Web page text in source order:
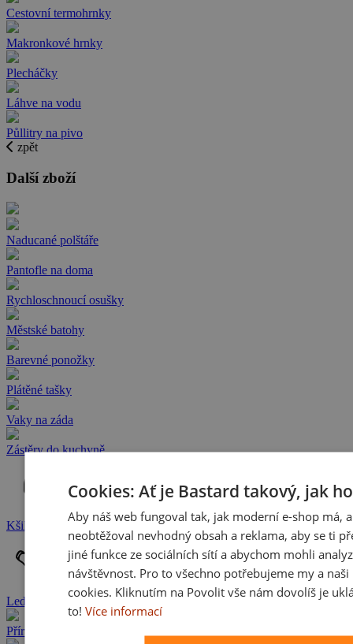
Cestovní termohrnky
Makronkové hrnky
Plecháčky
Láhve na vodu
Půllitry na pivo
zpět
Další zboží
Naducané polštáře
Pantofle na doma
Rychloschnoucí osušky
Městské batohy
Barevné ponožky
Plátěné tašky
Vaky na záda
Zástěry do kuchyně
Kšiltovky
Ledvinky
Příruční taštičky
Cookies: Ať je Bastard takový, jak
Aby náš web fungoval tak, jak moderní e-shop má,
neobtěžoval nevhodný obsah a reklama, aby se ti
jiné funkce ze sociálních sítí a abychom mohli
návštěvnost. Pro to všechno potřebujeme my a
cookies. Kliknutím na Povolit vše nám dovolíš je
to! Více informací